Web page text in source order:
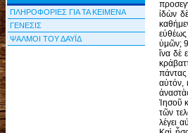
ΠΛΗΡΟΦΟΡΙΕΣ ΓΙΑ ΤΑ ΚΕΙΜΕΝΑ
ΓΕΝΕΣΙΣ
ΨΑΛΜΟΙ ΤΟΥ ΔΑΥΪΔ